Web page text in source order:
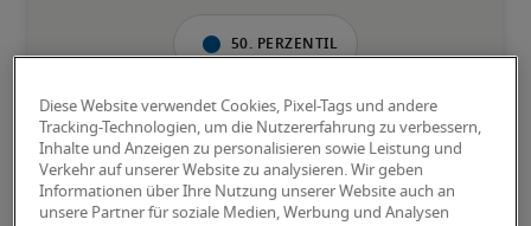
50. Perzentil
Personen mit fundierter Berufserfahrung in der jeweiligen
Position, und verfügen über den Großteil der geforderten
Fähigkeiten.
Diese Website verwendet Cookies, Pixel-Tags und andere
Tracking-Technologien, um die Nutzererfahrung zu verbessern,
Inhalte und Anzeigen zu personalisieren sowie Leistung und
Verkehr auf unserer Website zu analysieren. Wir geben
Informationen über Ihre Nutzung unserer Website auch an
unsere Partner für soziale Medien, Werbung und Analysen